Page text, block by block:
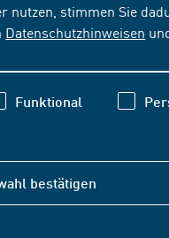
nutzen, stimmen Sie
Datenschutzhinweisen
Funktional
bestätigen